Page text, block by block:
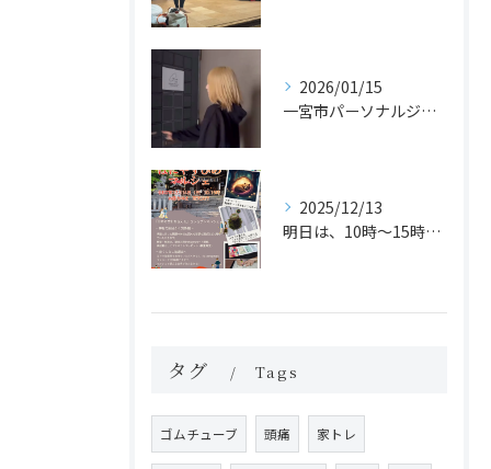
2026/01/15
一宮市パーソナルジム体験
2025/12/13
明日は、10時〜15時まで「はにやすひめマルシェ」に運動体験...
タグ Tags
ゴムチューブ 頭痛 家トレ